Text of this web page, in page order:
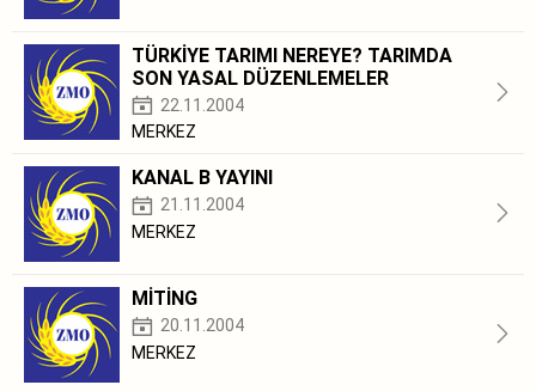
TÜRKİYE TARIMI NEREYE? TARIMDA
SON YASAL DÜZENLEMELER
22.11.2004
MERKEZ
KANAL B YAYINI
21.11.2004
MERKEZ
MİTİNG
20.11.2004
MERKEZ